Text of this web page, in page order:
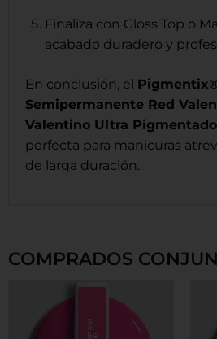
Finaliza con Gloss Top o
acabado duradero y
En conclusión, el
Semipermanente Red
Valentino Ultra Pigmentado
perfecta para manicuras
de larga duración.
COMPRADOS